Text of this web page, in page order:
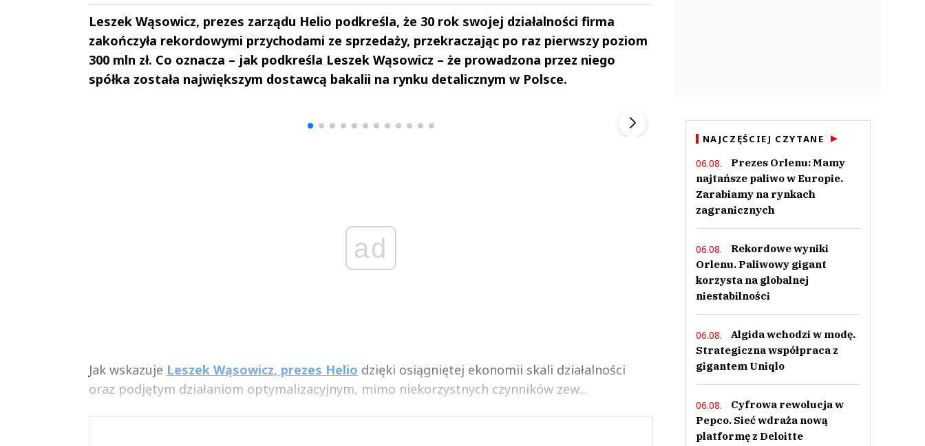
Leszek Wąsowicz, prezes zarządu Helio podkreśla, że 30 rok swojej działalności firma
zakończyła rekordowymi przychodami ze sprzedaży, przekraczając po raz pierwszy poziom
300 mln zł. Co oznacza – jak podkreśla Leszek Wąsowicz – że prowadzona przez niego
spółka została największym dostawcą bakalii na rynku detalicznym w Polsce.
ad
Jak wskazuje Leszek Wąsowicz, prezes Helio dzięki osiągniętej ekonomii skali działalności
oraz podjętym działaniom optymalizacyjnym, mimo niekorzystnych czynników zew...
Andrzej i Marta
Marta i Andrzej
NAJCZĘŚCIEJ CZYTANE
06.08.
Prezes Orlenu: Mamy
najtańsze paliwo w Europie.
Zarabiamy na rynkach
zagranicznych
06.08.
Rekordowe wyniki
Orlenu. Paliwowy gigant
korzysta na globalnej
niestabilności
06.08.
Algida wchodzi w modę.
Strategiczna współpraca z
gigantem Uniqlo
06.08.
Cyfrowa rewolucja w
Pepco. Sieć wdraża nową
platformę z Deloitte